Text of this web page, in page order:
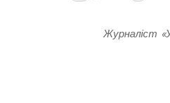
Журналіст